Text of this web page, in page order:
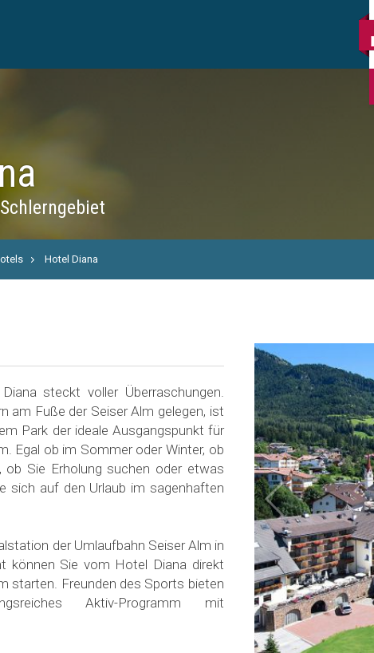
Hotel Diana
steckt voller Überraschungen.
am Fuße der Seiser Alm gelegen, ist
Park der ideale Ausgangspunkt für
Egal ob im Sommer oder Winter, ob
ob Sie Erholung suchen oder etwas
sich auf den Urlaub im sagenhaften
der Umlaufbahn Seiser Alm in
können Sie vom Hotel Diana direkt
starten. Freunden des Sports bieten
Aktiv-Programm mit